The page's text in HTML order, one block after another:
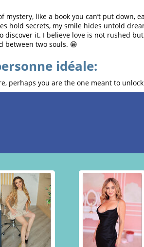
like a book you can’t put down,
hold secrets, my smile hides untold
discover it. I believe love is not rushed
between two souls. 😁
idéale:
perhaps you are the one meant to